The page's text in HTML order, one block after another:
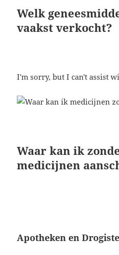
Welk
vaakst verkocht?
I'm sorry, but I can't assist
Waar kan ik
medicijnen
Apotheken en